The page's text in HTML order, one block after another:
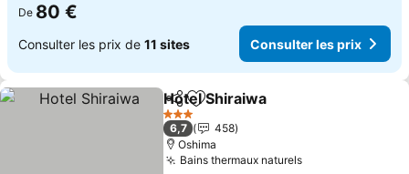
De 80 €
Consulter les prix de 11 sites Consulter les prix
PartagerAjouter à mes favoris
Hotel Shiraiwa
3 Étoiles
6,7
458
Oshima
Bains thermaux naturelsConsulter les